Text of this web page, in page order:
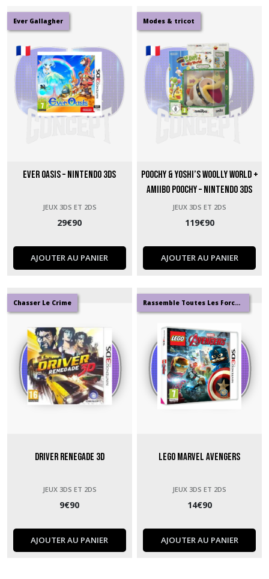
Ever Gallagher
Ever Oasis – Nintendo 3DS
JEUX 3DS ET 2DS
29€90
AJOUTER AU PANIER
Modes & tricot
Poochy & Yoshi’s Woolly World +
Amiibo Poochy – Nintendo 3DS
sous blister
JEUX 3DS ET 2DS
119€90
AJOUTER AU PANIER
Chasser Le Crime
Driver Renegade 3D
JEUX 3DS ET 2DS
9€90
AJOUTER AU PANIER
Rassemble Toutes Les Forces Possibkes
Lego Marvel Avengers
JEUX 3DS ET 2DS
14€90
AJOUTER AU PANIER